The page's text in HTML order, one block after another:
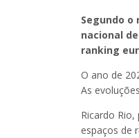
Segundo o
nacional
ranking
O ano de
As
Ricardo
espaços de